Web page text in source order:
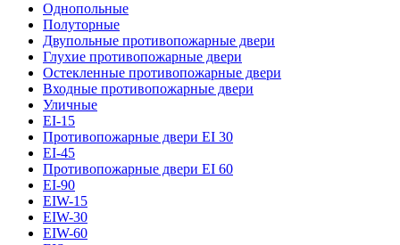
Однопольные
Полуторные
Двупольные противопожарные двери
Глухие противопожарные двери
Остекленные противопожарные двери
Входные противопожарные двери
Уличные
EI-15
Противопожарные двери EI 30
EI-45
Противопожарные двери EI 60
EI-90
EIW-15
EIW-30
EIW-60